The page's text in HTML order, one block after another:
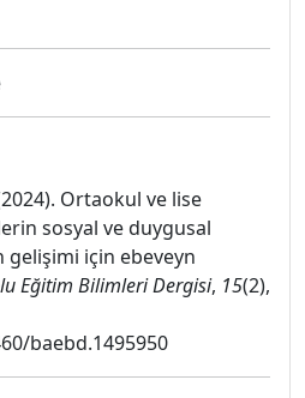
Ortaokul ve lise
sosyal ve duygusal
için ebeveyn
Eğitim Bilimleri Dergisi, 15(2),
baebd.1495950